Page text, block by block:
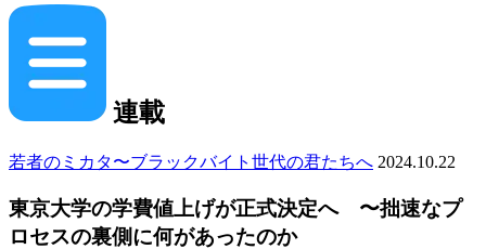
連載
若者のミカタ〜ブラックバイト世代の君たちへ 2024.10.22
東京大学の学費値上げが正式決定へ 〜拙速なプ
ロセスの裏側に何があったのか